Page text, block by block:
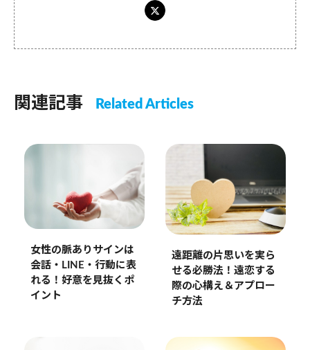
関連記事 Related Articles
女性の脈ありサインは
会話・LINE・行動に表
れる！好意を見抜くポ
イント
遠距離の片思いを実ら
せる必勝法！遠恋する
際の心構え＆アプロー
チ方法